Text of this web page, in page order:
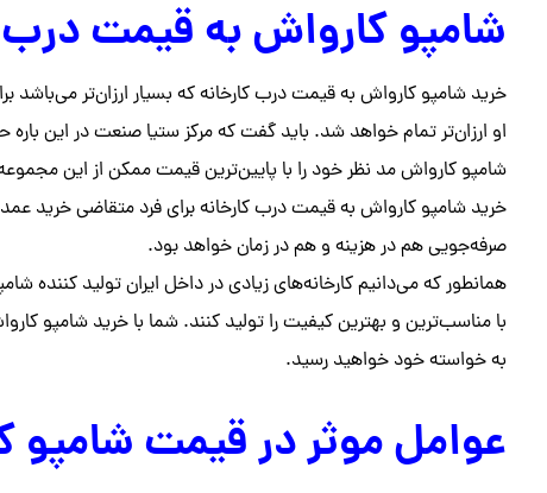
شامپو کارواش به قیمت درب
خرید شامپو کارواش به قیمت درب کارخانه که بسیار ارزان‌تر می‌باشد
او ارزان‌تر تمام خواهد شد. باید گفت که مرکز ستیا صنعت در این باره
شامپو کارواش مد نظر خود را با پایین‌ترین قیمت ممکن از این
خرید شامپو کارواش به قیمت درب کارخانه برای فرد متقاضی خرید
صرفه‌جویی هم در هزینه و هم در زمان خواهد بود.
همانطور که می‌دانیم کارخانه‌های زیادی در داخل ایران تولید کننده
با مناسب‌ترین و بهترین کیفیت را تولید کنند. شما با خرید شامپو
به خواسته خود خواهید رسید.
عوامل موثر در قیمت شامپو